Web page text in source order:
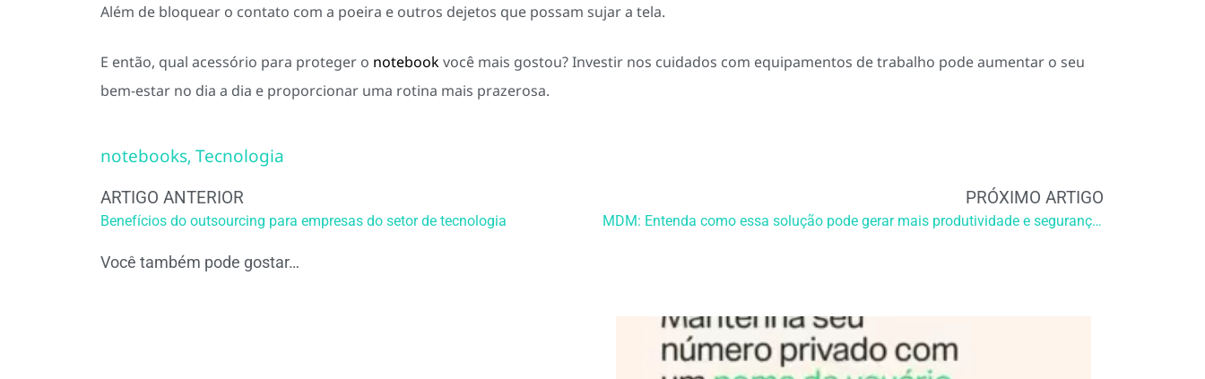
Além de bloquear o contato com a poeira e outros dejetos que possam sujar a tela.
E então, qual acessório para proteger o notebookvocê mais gostou? Investir nos cuidados com equipamentos de trabalho pode aumentar o seu
bem-estar no dia a dia e proporcionar uma rotina mais prazerosa.
notebooks, Tecnologia
ARTIGO ANTERIOR
Benefícios do outsourcing para empresas do setor de tecnologia
PRÓXIMO ARTIGO
MDM: Entenda como essa solução pode gerar mais produtividade e segurança para as empresas
Você também pode gostar…